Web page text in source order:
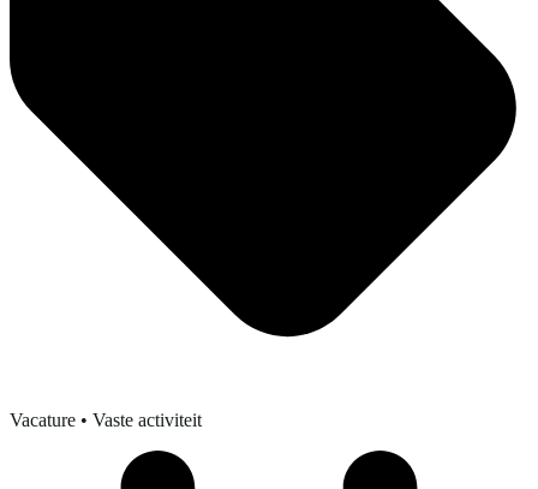
Vacature • Vaste activiteit